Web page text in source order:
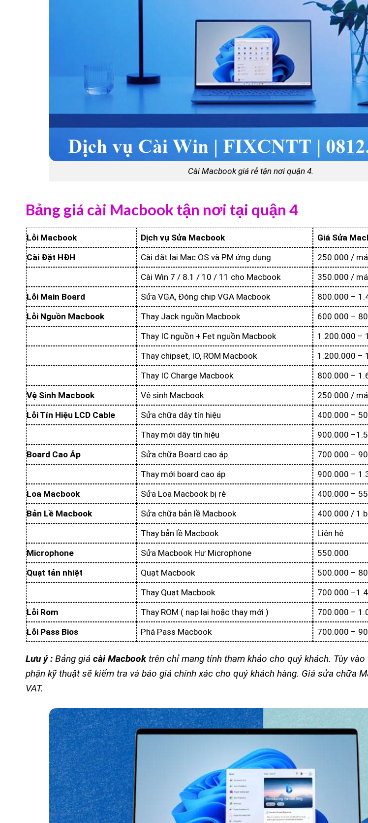
Cài Macbook giá rẻ tận nơi quận 4.
Bảng giá cài Macbook tận nơi tại quận 4
Lỗi Macbook Dịch vụ Sửa Macbook Giá Sửa
Cài Đặt HĐH
Cài đặt lại Mac OS và PM ứng dụng
250.000 /
Cài Win 7 / 8.1 / 10 / 11 cho Macbook
350.000 /
Lỗi Main Board
Sửa VGA, Đóng chip VGA Macbook 800.000 –
Lỗi Nguồn Macbook
Thay Jack nguồn Macbook 600.000 –
Thay IC nguồn + Fet nguồn Macbook
1.200.000 –
Thay chipset, IO, ROM Macbook
1.200.000 –
Thay IC Charge Macbook
800.000 –
Vệ Sinh Macbook
Vệ sinh Macbook
250.000 /
Lỗi Tín Hiệu LCD Cable
Sửa chữa dây tín hiệu 400.000 –
Thay mới dây tín hiệu
900.000
Board Cao Áp
Sửa chữa Board cao áp 700.000 –
Thay mới board cao áp
900.000 –
Loa Macbook
Sửa Loa Macbook bị rè
400.000 –
Bản Lề Macbook
Sửa chữa bản lề Macbook 400.000 / 1
Thay bản lề Macbook
Liên hệ
Microphone
Sửa Macbook Hư Microphone 550.000
Quạt tản nhiệt
Quạt Macbook 500.000 –
Thay Quạt Macbook
700.000
Lỗi Rom
Thay ROM ( nạp lại hoặc thay mới ) 700.000 –
Lỗi Pass Bios
Phá Pass Macbook 700.000 –
Lưu ý : Bảng giá cài Macbooktrên chỉ mang tính tham khảo cho quý khách. Tùy
phận kỹ thuật sẽ kiểm tra và báo giá chính xác cho quý khách hàng. Giá sửa chữa
VAT.